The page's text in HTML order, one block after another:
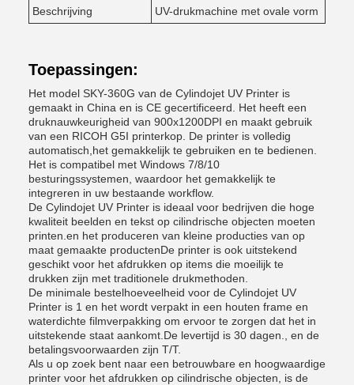
Beschrijving UV-drukmachine met ovale vorm
Toepassingen:
Het model SKY-360G van de Cylindojet UV Printer is
gemaakt in China en is CE gecertificeerd. Het heeft een
druknauwkeurigheid van 900x1200DPI en maakt gebruik
van een RICOH G5I printerkop. De printer is volledig
automatisch,het gemakkelijk te gebruiken en te bedienen.
Het is compatibel met Windows 7/8/10
besturingssystemen, waardoor het gemakkelijk te
integreren in uw bestaande workflow.
De Cylindojet UV Printer is ideaal voor bedrijven die hoge
kwaliteit beelden en tekst op cilindrische objecten moeten
printen.en het produceren van kleine producties van op
maat gemaakte productenDe printer is ook uitstekend
geschikt voor het afdrukken op items die moeilijk te
drukken zijn met traditionele drukmethoden.
De minimale bestelhoeveelheid voor de Cylindojet UV
Printer is 1 en het wordt verpakt in een houten frame en
waterdichte filmverpakking om ervoor te zorgen dat het in
uitstekende staat aankomt.De levertijd is 30 dagen., en de
betalingsvoorwaarden zijn T/T.
Als u op zoek bent naar een betrouwbare en hoogwaardige
printer voor het afdrukken op cilindrische objecten, is de